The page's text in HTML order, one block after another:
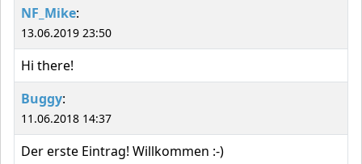
NF_Mike:
13.06.2019 23:50
Hi there!
Buggy:
11.06.2018 14:37
Der erste Eintrag! Willkommen :-)